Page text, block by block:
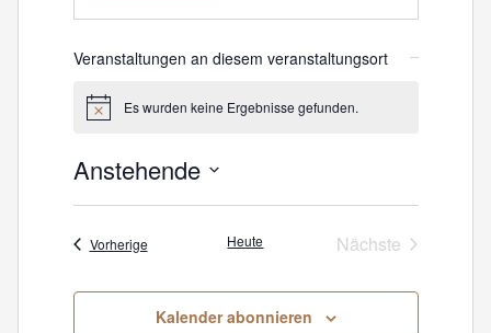
Veranstaltungen an diesem veranstaltungsort
HinweisEs wurden keine Ergebnisse gefunden.
Anstehende
Datum
wählen.
VorherigeVeranstaltungenHeute
Nächste
Kalender abonnieren